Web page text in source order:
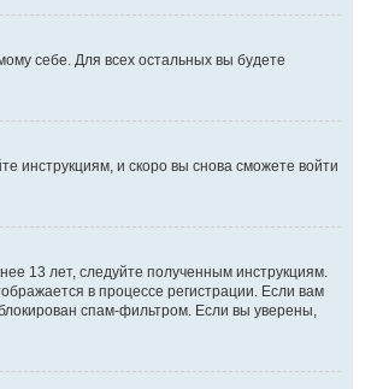
себе. Для всех остальных вы будете
инструкциям, и скоро вы снова сможете войти
13 лет, следуйте полученным инструкциям.
в процессе регистрации. Если вам
спам-фильтром. Если вы уверены,